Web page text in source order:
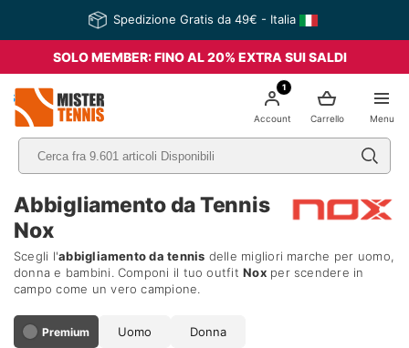
Spedizione Gratis da 49€ - Italia
SOLO MEMBER: FINO AL 20% EXTRA SUI SALDI
Menu
Carrello
1
Account
Abbigliamento da Tennis
Nox
Scegli l'abbigliamento da tennis delle migliori marche per uomo,
donna e bambini. Componi il tuo outfitNoxper scendere in
campo come un vero campione.
Premium Uomo Donna